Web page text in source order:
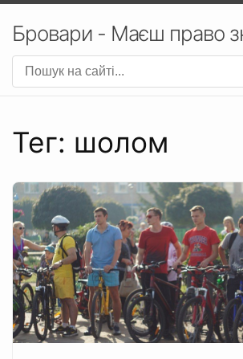
Бровари - Маєш право
Тег: шолом